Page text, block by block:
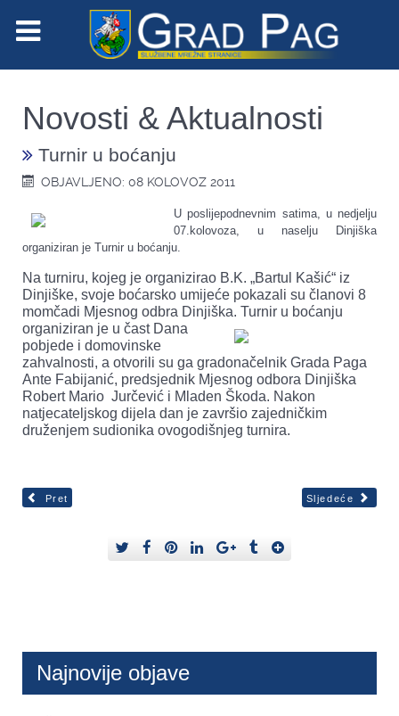
Novosti & Aktualnosti
Turnir u boćanju
OBJAVLJENO: 08 KOLOVOZ 2011
U poslijepodnevnim satima, u nedjelju
07.kolovoza, u naselju Dinjiška
organiziran je Turnir u boćanju.
Na turniru, kojeg je organizirao B.K. „Bartul Kašić“ iz
Dinjiške, svoje boćarsko umijeće pokazali su članovi 8
momčadi Mjesnog odbra Dinjiška. Turnir u boćanju
organiziran je u čast Dana
pobjede i domovinske
zahvalnosti, a otvorili su ga gradonačelnik Grada Paga
Ante Fabijanić, predsjednik Mjesnog odbora Dinjiška
Robert Mario Jurčević i Mladen Škoda. Nakon
natjecateljskog dijela dan je završio zajedničkim
druženjem sudionika ovogodišnjeg turnira.
Pret Sljedeće
Najnovije objave